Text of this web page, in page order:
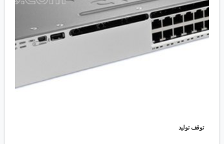
توقف تولید